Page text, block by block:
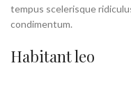
tempus scelerisque
condimentum.
Habitant leo